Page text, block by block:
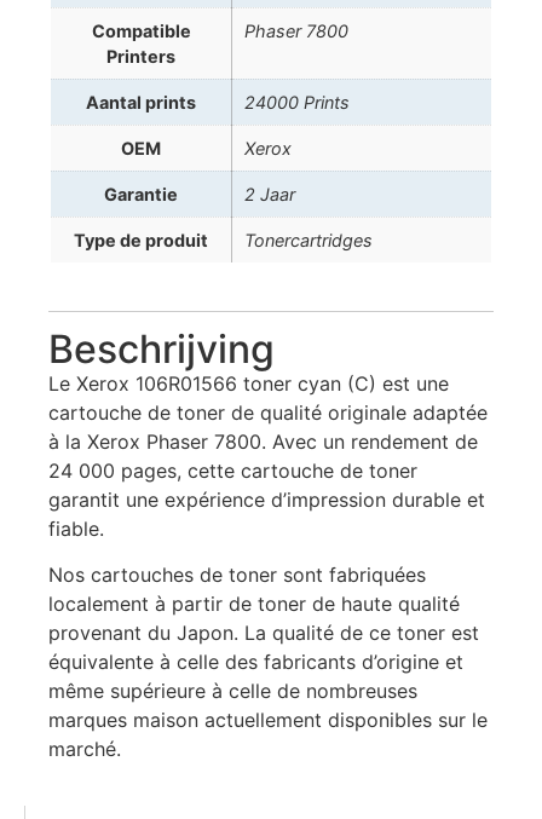
Compatible
Printers
Phaser 7800
Aantal prints 24000 Prints
OEM Xerox
Garantie 2 Jaar
Type de produit Tonercartridges
Beschrijving
Le Xerox 106R01566 toner cyan (C) est une
cartouche de toner de qualité originale adaptée
à la Xerox Phaser 7800. Avec un rendement de
24 000 pages, cette cartouche de toner
garantit une expérience d’impression durable et
fiable.
Nos cartouches de toner sont fabriquées
localement à partir de toner de haute qualité
provenant du Japon. La qualité de ce toner est
équivalente à celle des fabricants d’origine et
même supérieure à celle de nombreuses
marques maison actuellement disponibles sur le
marché.